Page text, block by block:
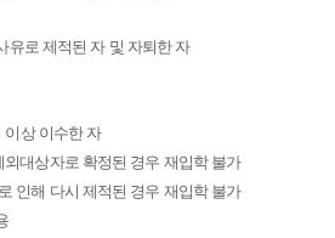
유로 제적된 자 및 자퇴한 자
이상 이수한 자
대상자로 확정된 경우 재입학 불가
인해 다시 제적된 경우 재입학 불가